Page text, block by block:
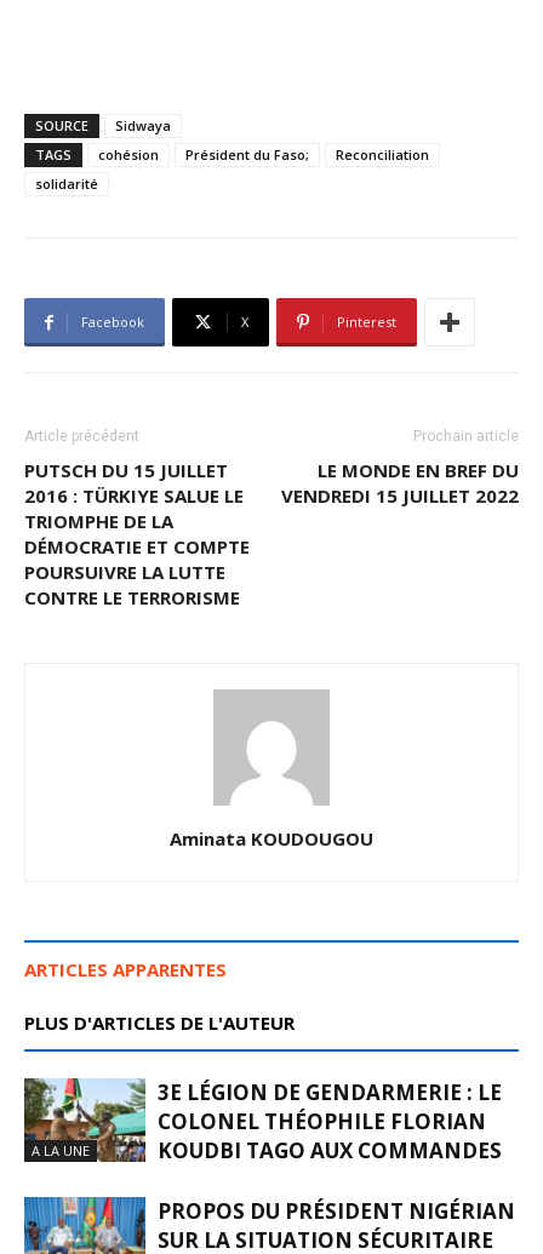
SOURCE
Sidwaya
TAGS
cohésion Président du Faso;
Reconciliation
solidarité
Facebook X Pinterest
Article précédent
PUTSCH DU 15 JUILLET
2016 : TÜRKIYE SALUE LE
TRIOMPHE DE LA
DÉMOCRATIE ET COMPTE
POURSUIVRE LA LUTTE
CONTRE LE TERRORISME
Prochain article
LE MONDE EN BREF DU
VENDREDI 15 JUILLET 2022
Aminata KOUDOUGOU
ARTICLES APPARENTES
PLUS D'ARTICLES DE L'AUTEUR
A LA UNE
3E LÉGION DE GENDARMERIE : LE
COLONEL THÉOPHILE FLORIAN
KOUDBI TAGO AUX COMMANDES
PROPOS DU PRÉSIDENT NIGÉRIAN
SUR LA SITUATION SÉCURITAIRE